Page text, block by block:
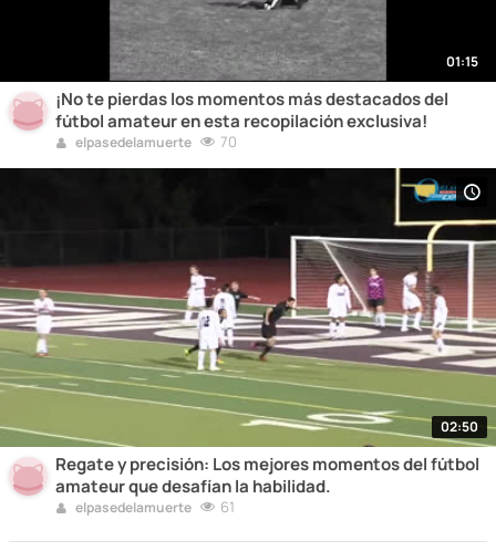
01:15
¡No te pierdas los momentos más destacados del
fútbol amateur en esta recopilación exclusiva!
elpasedelamuerte 70
02:50
Regate y precisión: Los mejores momentos del fútbol
amateur que desafían la habilidad.
elpasedelamuerte 61